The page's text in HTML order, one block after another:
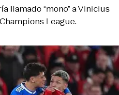
llamado “mono” a Vinicius
League.